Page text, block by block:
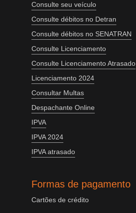
Consulte seu veículo
Consulte débitos no Detran
Consulte débitos no SENATRAN
Consulte Licenciamento
Consulte Licenciamento Atrasado
Licenciamento 2024
Consultar Multas
Despachante Online
IPVA
IPVA 2024
IPVA atrasado
Formas de pagamento
Cartões de crédito